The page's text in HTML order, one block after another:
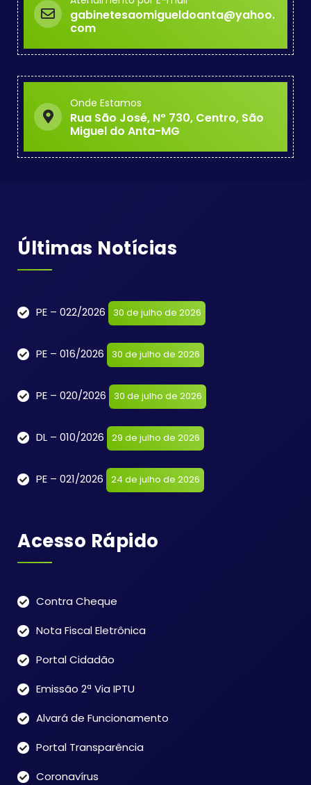
gabinetesaomigueldoanta@yahoo.
com
Onde Estamos
Rua São José, Nº 730, Centro, São
Miguel do Anta-MG
Últimas Notícias
PE – 022/2026 30 de julho de 2026
PE – 016/2026 30 de julho de 2026
PE – 020/2026 30 de julho de 2026
DL – 010/2026 29 de julho de 2026
PE – 021/2026 24 de julho de 2026
Acesso Rápido
Contra Cheque
Nota Fiscal Eletrônica
Portal Cidadão
Emissão 2ª Via IPTU
Alvará de Funcionamento
Portal Transparência
Coronavírus